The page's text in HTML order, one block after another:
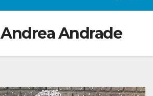
Andrea Andrade